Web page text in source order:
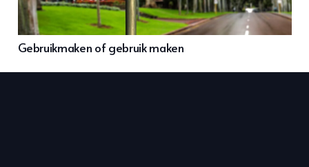
Gebruikmaken of gebruik maken